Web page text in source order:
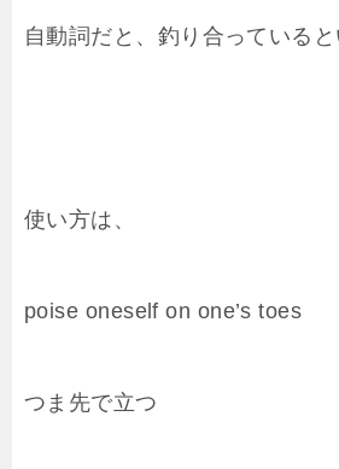
自動詞だと、釣り合っていると
使い方は、
poise oneself on one’s toes
つま先で立つ